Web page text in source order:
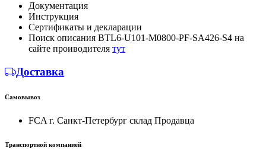
Документация
Инструкция
Сертификаты и декларации
Поиск описания BTL6-U101-M0800-PF-SA426-S4 на
сайте проиводителя тут
Доставка
Самовывоз
FCA г. Санкт-Петербург склад Продавца
Транспортной компанией